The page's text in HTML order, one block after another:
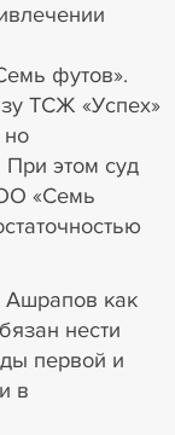
футов».
ТСЖ «Успех»
этом суд
«Семь
Ашрапов как
нести
первой и
в